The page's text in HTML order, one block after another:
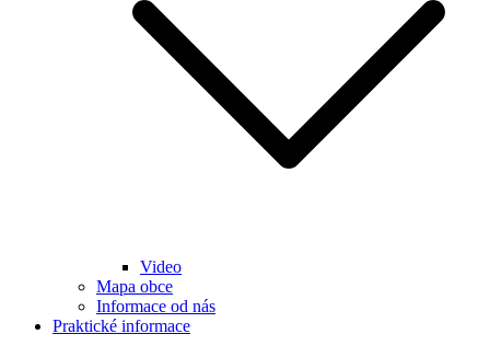
Video
Mapa obce
Informace od nás
Praktické informace